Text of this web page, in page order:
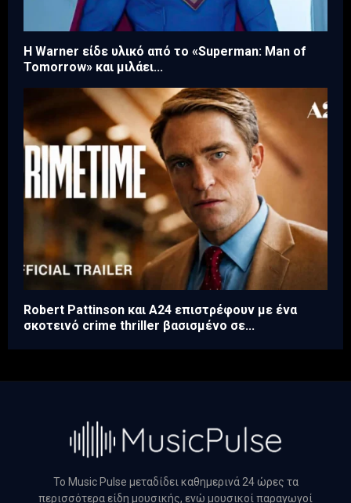
Η Warner είδε υλικό από το «Superman: Man of
Tomorrow» και μιλάει...
Robert Pattinson και A24 επιστρέφουν με ένα
σκοτεινό crime thriller βασισμένο σε...
Το Music Pulse μεταδίδει καθημερινά 24 ώρες τα
περισσότερα είδη μουσικής, ενώ μουσικοί παραγωγοί